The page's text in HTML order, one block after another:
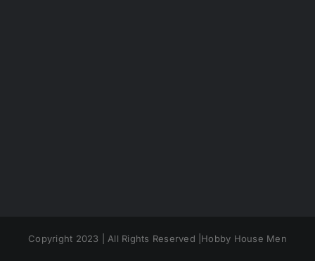
Copyright 2023 | All Rights Reserved |Hobby House Men